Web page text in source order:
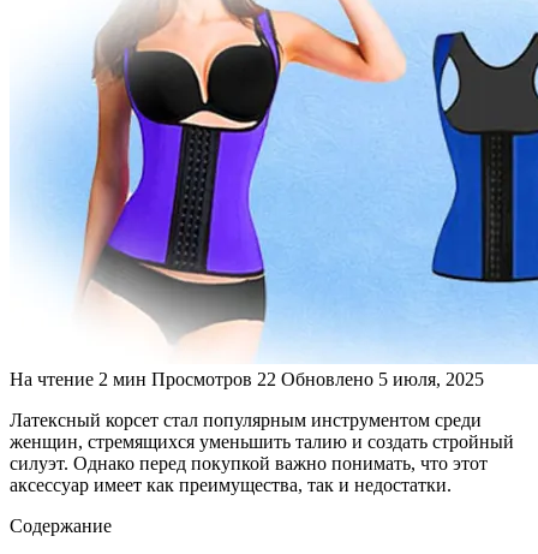
На чтение 2 мин Просмотров 22 Обновлено 5 июля, 2025
Латексный корсет стал популярным инструментом среди
женщин, стремящихся уменьшить талию и создать стройный
силуэт. Однако перед покупкой важно понимать, что этот
аксессуар имеет как преимущества, так и недостатки.
Содержание